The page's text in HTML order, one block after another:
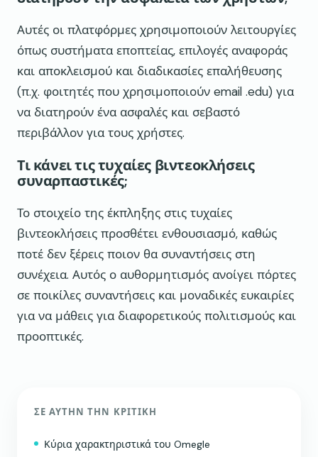
Αυτές οι πλατφόρμες χρησιμοποιούν λειτουργίες
όπως συστήματα εποπτείας, επιλογές αναφοράς
και αποκλεισμού και διαδικασίες επαλήθευσης
(π.χ. φοιτητές που χρησιμοποιούν email .edu) για
να διατηρούν ένα ασφαλές και σεβαστό
περιβάλλον για τους χρήστες.
Τι κάνει τις τυχαίες βιντεοκλήσεις
συναρπαστικές;
Το στοιχείο της έκπληξης στις τυχαίες
βιντεοκλήσεις προσθέτει ενθουσιασμό, καθώς
ποτέ δεν ξέρεις ποιον θα συναντήσεις στη
συνέχεια. Αυτός ο αυθορμητισμός ανοίγει πόρτες
σε ποικίλες συναντήσεις και μοναδικές ευκαιρίες
για να μάθεις για διαφορετικούς πολιτισμούς και
προοπτικές.
ΣΕ ΑΥΤΉΝ ΤΗΝ ΚΡΙΤΙΚΉ
Κύρια χαρακτηριστικά του Omegle